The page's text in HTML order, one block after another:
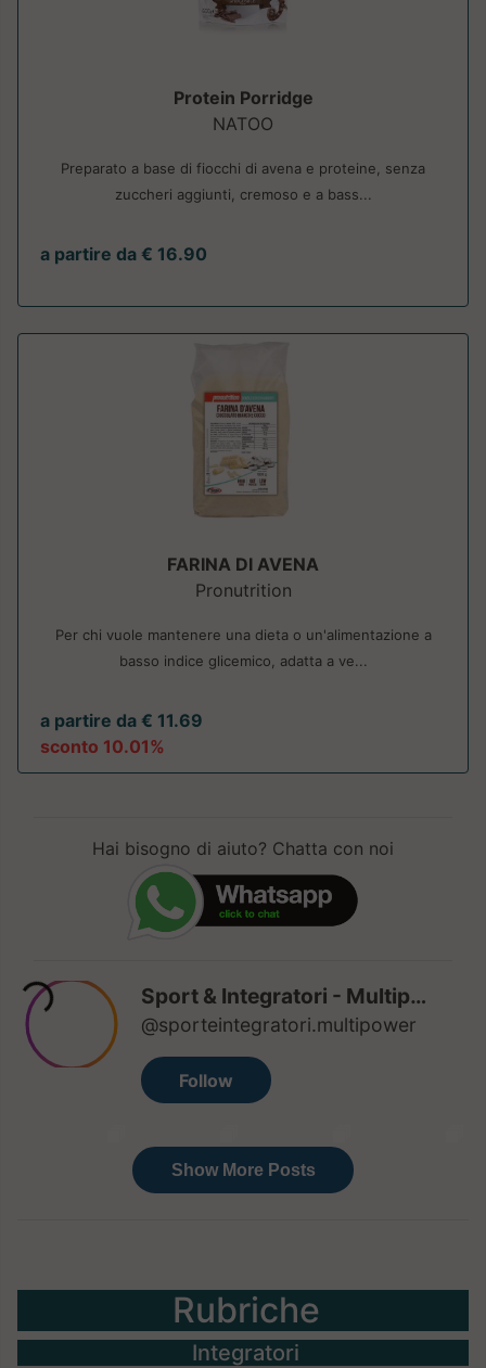
Protein Porridge
NATOO
Preparato a base di fiocchi di avena e proteine, senza
zuccheri aggiunti, cremoso e a bass...
a partire da € 16.90
FARINA DI AVENA
Pronutrition
Per chi vuole mantenere una dieta o un'alimentazione a
basso indice glicemico, adatta a ve...
a partire da € 11.69
sconto 10.01%
Hai bisogno di aiuto? Chatta con noi
Rubriche
Integratori